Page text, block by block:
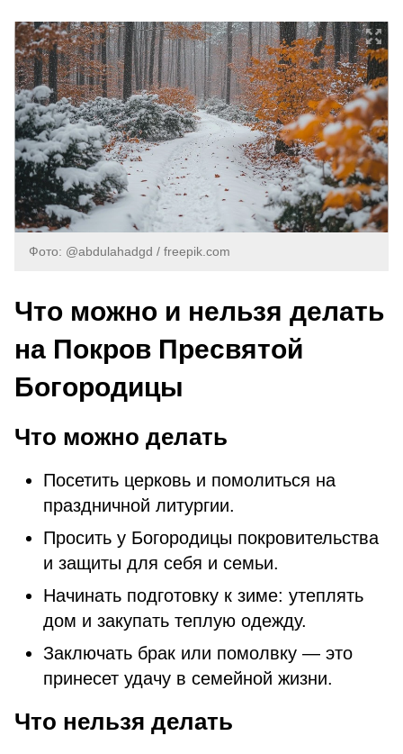
Фото: @abdulahadgd / freepik.com
Что можно и нельзя делать
на Покров Пресвятой
Богородицы
Что можно делать
Посетить церковь и помолиться на
праздничной литургии.
Просить у Богородицы покровительства
и защиты для себя и семьи.
Начинать подготовку к зиме: утеплять
дом и закупать теплую одежду.
Заключать брак или помолвку — это
принесет удачу в семейной жизни.
Что нельзя делать